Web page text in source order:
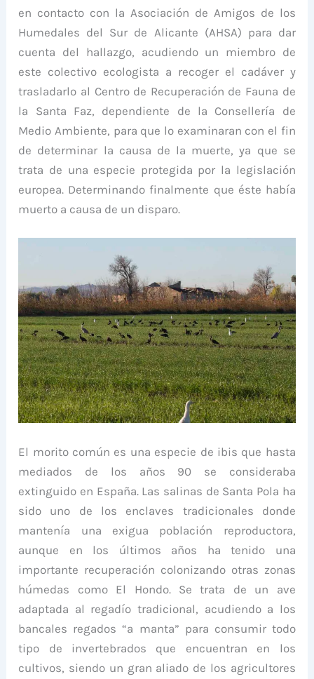
en contacto con la Asociación de Amigos de los
Humedales del Sur de Alicante (AHSA) para dar
cuenta del hallazgo, acudiendo un miembro de
este colectivo ecologista a recoger el cadáver y
trasladarlo al Centro de Recuperación de Fauna de
la Santa Faz, dependiente de la Consellería de
Medio Ambiente, para que lo examinaran con el fin
de determinar la causa de la muerte, ya que se
trata de una especie protegida por la legislación
europea. Determinando finalmente que éste había
muerto a causa de un disparo.
El morito común es una especie de ibis que hasta
mediados de los años 90 se consideraba
extinguido en España. Las salinas de Santa Pola ha
sido uno de los enclaves tradicionales donde
mantenía una exigua población reproductora,
aunque en los últimos años ha tenido una
importante recuperación colonizando otras zonas
húmedas como El Hondo. Se trata de un ave
adaptada al regadío tradicional, acudiendo a los
bancales regados “a manta” para consumir todo
tipo de invertebrados que encuentran en los
cultivos, siendo un gran aliado de los agricultores